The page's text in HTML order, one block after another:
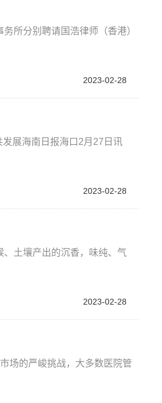
所分别聘请国浩律师（香港）
2023-02-28
发展海南日报海口2月27日讯
2023-02-28
土壤产出的沉香，味纯、气
2023-02-28
场的严峻挑战，大多数医院管